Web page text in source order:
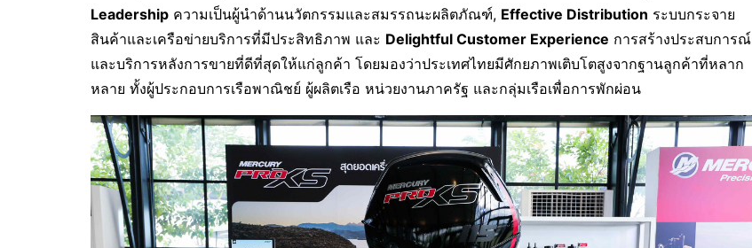
Leadership ความเป็นผู้นำด้านนวัตกรรมและสมรรถนะผลิตภัณฑ์, Effective Distribution ระบบกระจาย
สินค้าและเครือข่ายบริการที่มีประสิทธิภาพ และ Delightful Customer Experience การสร้างประสบการณ์
และบริการหลังการขายที่ดีที่สุดให้แก่ลูกค้า โดยมองว่าประเทศไทยมีศักยภาพเติบโตสูงจากฐานลูกค้าที่หลาก
หลาย ทั้งผู้ประกอบการเรือพาณิชย์ ผู้ผลิตเรือ หน่วยงานภาครัฐ และกลุ่มเรือเพื่อการพักผ่อน